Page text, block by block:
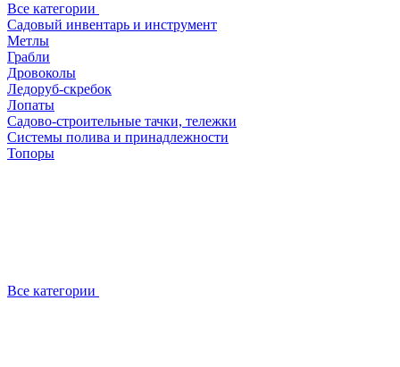
Все категории
Садовый инвентарь и инструмент
Метлы
Грабли
Дровоколы
Ледоруб-скребок
Лопаты
Садово-строительные тачки, тележки
Системы полива и принадлежности
Топоры
Все категории